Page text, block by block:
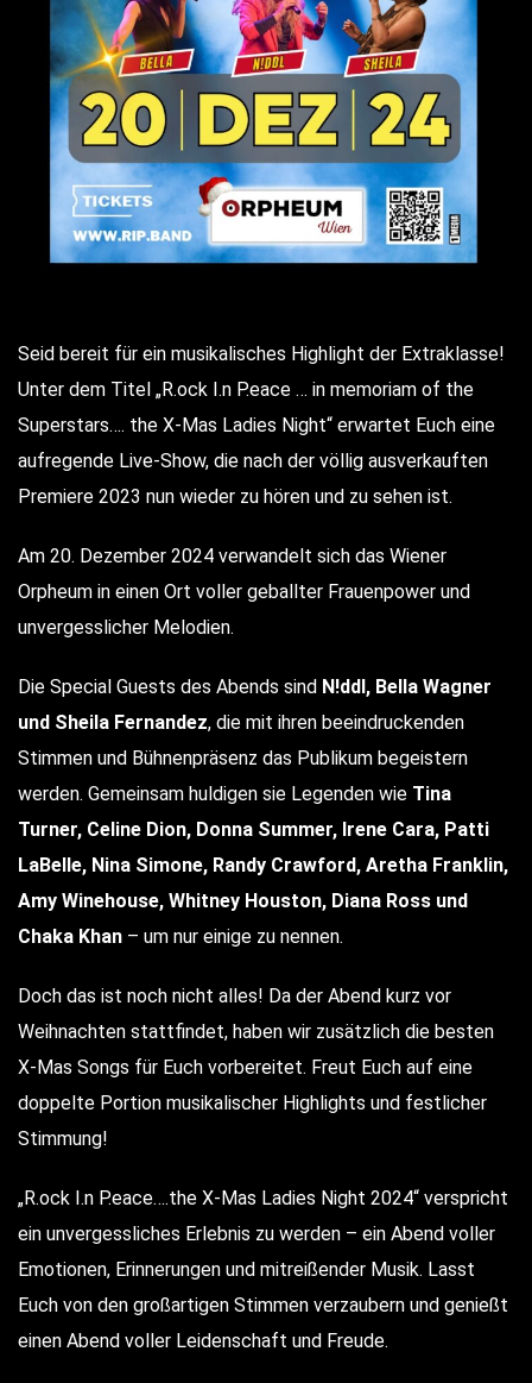
Seid bereit für ein musikalisches Highlight der Extraklasse!
Unter dem Titel „R.ock I.n P.eace … in memoriam of the
Superstars…. the X-Mas Ladies Night“ erwartet Euch eine
aufregende Live-Show, die nach der völlig ausverkauften
Premiere 2023 nun wieder zu hören und zu sehen ist.
Am 20. Dezember 2024 verwandelt sich das Wiener
Orpheum in einen Ort voller geballter Frauenpower und
unvergesslicher Melodien.
Die Special Guests des Abends sind N!ddl, Bella Wagner
und Sheila Fernandez, die mit ihren beeindruckenden
Stimmen und Bühnenpräsenz das Publikum begeistern
werden. Gemeinsam huldigen sie Legenden wie Tina
Turner, Celine Dion, Donna Summer, Irene Cara, Patti
LaBelle, Nina Simone, Randy Crawford, Aretha Franklin,
Amy Winehouse, Whitney Houston, Diana Ross und
Chaka Khan – um nur einige zu nennen.
Doch das ist noch nicht alles! Da der Abend kurz vor
Weihnachten stattfindet, haben wir zusätzlich die besten
X-Mas Songs für Euch vorbereitet. Freut Euch auf eine
doppelte Portion musikalischer Highlights und festlicher
Stimmung!
„R.ock I.n P.eace….the X-Mas Ladies Night 2024“ verspricht
ein unvergessliches Erlebnis zu werden – ein Abend voller
Emotionen, Erinnerungen und mitreißender Musik. Lasst
Euch von den großartigen Stimmen verzaubern und genießt
einen Abend voller Leidenschaft und Freude.